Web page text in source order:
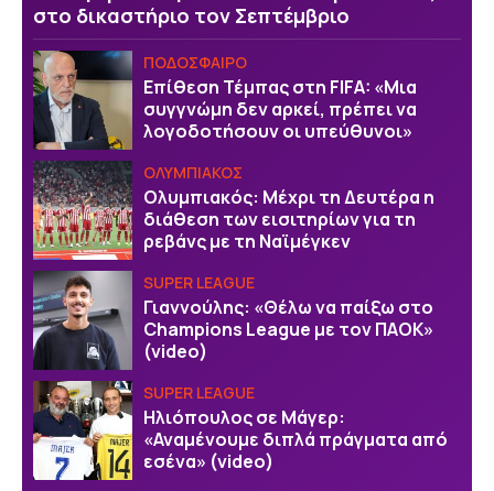
στο δικαστήριο τον Σεπτέμβριο
ΠΟΔΟΣΦΑΙΡΟ
Επίθεση Τέμπας στη FIFA: «Μια
συγγνώμη δεν αρκεί, πρέπει να
λογοδοτήσουν οι υπεύθυνοι»
ΟΛΥΜΠΙΑΚΟΣ
Ολυμπιακός: Μέχρι τη Δευτέρα η
διάθεση των εισιτηρίων για τη
ρεβάνς με τη Ναϊμέγκεν
SUPER LEAGUE
Γιαννούλης: «Θέλω να παίξω στο
Champions League με τον ΠΑΟΚ»
(video)
SUPER LEAGUE
Ηλιόπουλος σε Μάγερ:
«Αναμένουμε διπλά πράγματα από
εσένα» (video)